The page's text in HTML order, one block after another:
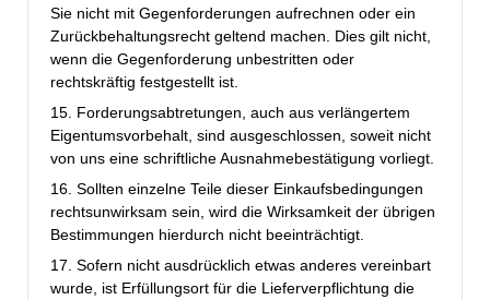
Sie nicht mit Gegenforderungen aufrechnen oder ein
Zurückbehaltungsrecht geltend machen. Dies gilt nicht,
wenn die Gegenforderung unbestritten oder
rechtskräftig festgestellt ist.
15. Forderungsabtretungen, auch aus verlängertem
Eigentumsvorbehalt, sind ausgeschlossen, soweit nicht
von uns eine schriftliche Ausnahmebestätigung vorliegt.
16. Sollten einzelne Teile dieser Einkaufsbedingungen
rechtsunwirksam sein, wird die Wirksamkeit der übrigen
Bestimmungen hierdurch nicht beeinträchtigt.
17. Sofern nicht ausdrücklich etwas anderes vereinbart
wurde, ist Erfüllungsort für die Lieferverpflichtung die